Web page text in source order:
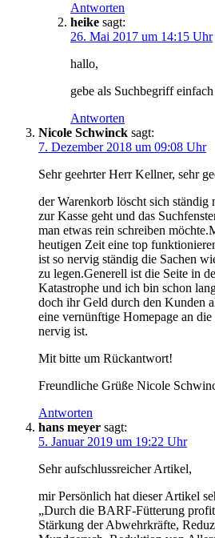
Antworten
heike sagt:
26. Mai 2017 um 14:15 Uhr
hallo,
gebe als Suchbegriff
Antworten
Nicole Schwinck sagt:
7. Dezember 2018 um 09:08 Uhr
Sehr geehrter Herr Kellner, sehr
der Warenkorb löscht sich ständig
zur Kasse geht und das
man etwas rein schreiben
heutigen Zeit eine top
ist so nervig ständig die Sachen
zu legen.Generell ist die Seite in
Katastrophe und ich bin schon
doch ihr Geld durch den Kunden
eine vernünftige Homepage an
nervig ist.
Mit bitte um Rückantwort!
Freundliche Grüße Nicole
Antworten
hans meyer sagt:
5. Januar 2019 um 19:22 Uhr
Sehr aufschlussreicher Artikel,
mir Persönlich hat dieser Artikel
„Durch die BARF-Fütterung
Stärkung der Abwehrkräfte,